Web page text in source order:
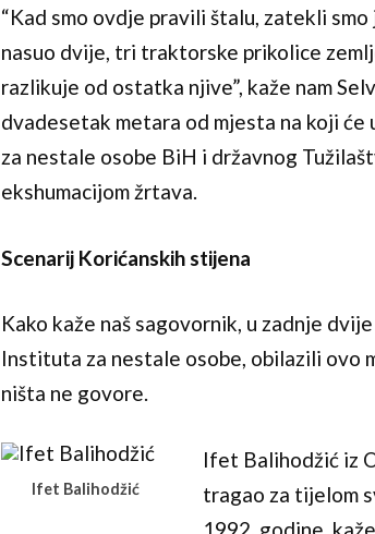
“Kad smo ovdje pravili štalu, zatekli smo
nasuo dvije, tri traktorske prikolice
razlikuje od ostatka njive”, kaže nam
dvadesetak metara od mjesta na koji
za nestale osobe BiH i državnog
ekshumacijom žrtava.
Scenarij Korićanskih stijena
Kako kaže naš sagovornik, u zadnje
Instituta za nestale osobe, obilazili ovo
ništa ne govore.
Ifet Balihodžić
Ifet Balihodžić iz
tragao za tijelom
1992. godine,